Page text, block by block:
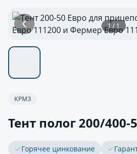
1 / 1
КРМЗ
Тент полог 200/400-
Горячее цинкование